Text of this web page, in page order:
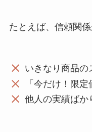
たとえば、信頼関
いきなり商品の
「今だけ！限
他人の実績ばか